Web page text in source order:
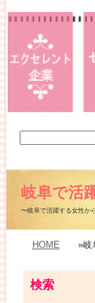
岐阜で活
〜岐阜で活躍する女性か
HOME »岐
検索